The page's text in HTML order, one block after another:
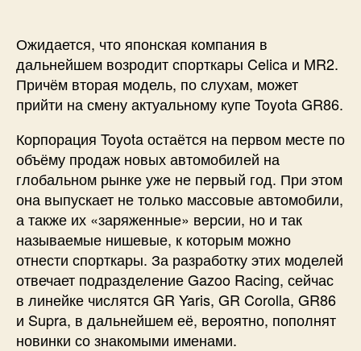
Ожидается, что японская компания в
дальнейшем возродит спорткары Celica и MR2.
Причём вторая модель, по слухам, может
прийти на смену актуальному купе Toyota GR86.
Корпорация Toyota остаётся на первом месте по
объёму продаж новых автомобилей на
глобальном рынке уже не первый год. При этом
она выпускает не только массовые автомобили,
а также их «заряженные» версии, но и так
называемые нишевые, к которым можно
отнести спорткары. За разработку этих моделей
отвечает подразделение Gazoo Racing, сейчас
в линейке числятся GR Yaris, GR Corolla, GR86
и Supra, в дальнейшем её, вероятно, пополнят
новинки со знакомыми именами.